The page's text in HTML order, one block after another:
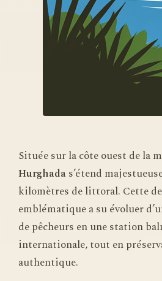
Située sur la côte ouest de la
Hurghadas’étend
kilomètres de littoral. Cette
emblématique a su évoluer
de pêcheurs en une station
internationale, tout en
authentique.